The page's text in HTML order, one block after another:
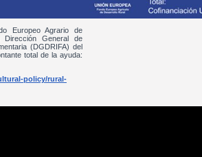
Europeo Agrario de
Dirección General de
(DGDRIFA) del
total de la ayuda:
policy/rural-